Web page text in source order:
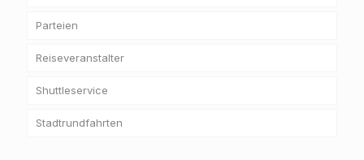
Parteien
Reiseveranstalter
Shuttleservice
Stadtrundfahrten